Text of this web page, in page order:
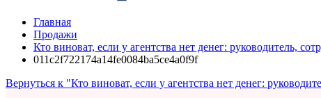
Главная
Продажи
Кто виноват, если у агентства нет денег: руководитель,
011c2f722174a14fe0084ba5ce4a0f9f
Вернуться к "Кто виноват, если у агентства нет денег: